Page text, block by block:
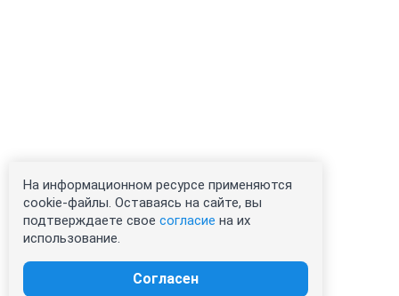
На информационном ресурсе применяются
cookie-файлы. Оставаясь на сайте, вы
подтверждаете свое согласие на их
использование.
Согласен